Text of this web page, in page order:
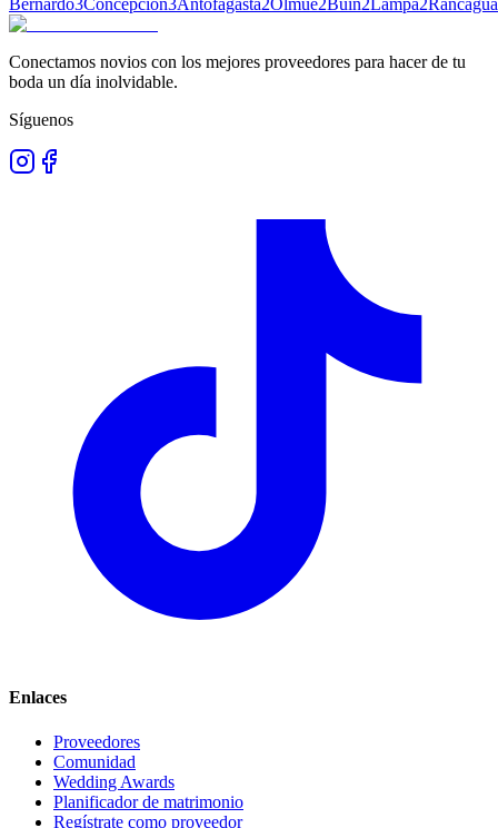
Bernardo3Concepción3Antofagasta2Olmué2Buin2Lampa2Rancagua
Conectamos novios con los mejores proveedores para hacer de tu
boda un día inolvidable.
Síguenos
Enlaces
Proveedores
Comunidad
Wedding Awards
Planificador de matrimonio
Regístrate como proveedor